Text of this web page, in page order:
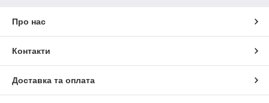
Про нас
Контакти
Доставка та оплата